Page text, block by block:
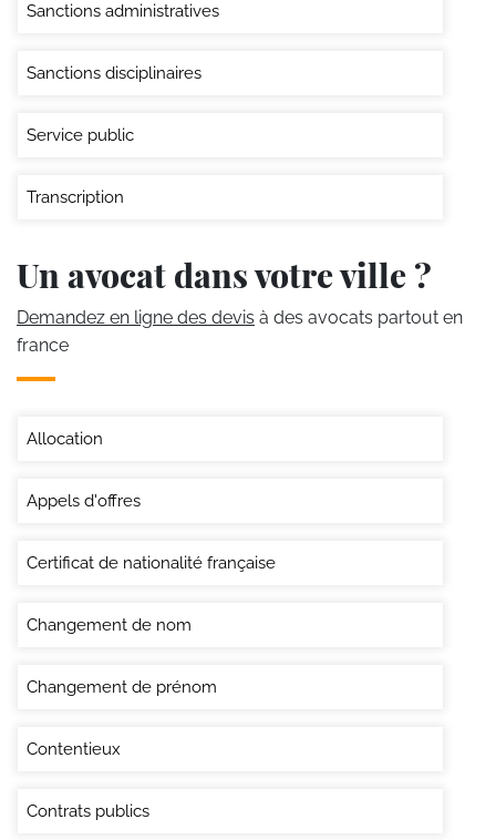
Sanctions administratives
Sanctions disciplinaires
Service public
Transcription
Un avocat dans votre ville ?
Demandez en ligne des devis à des avocats partout en
france
Allocation
Appels d'offres
Certificat de nationalité française
Changement de nom
Changement de prénom
Contentieux
Contrats publics